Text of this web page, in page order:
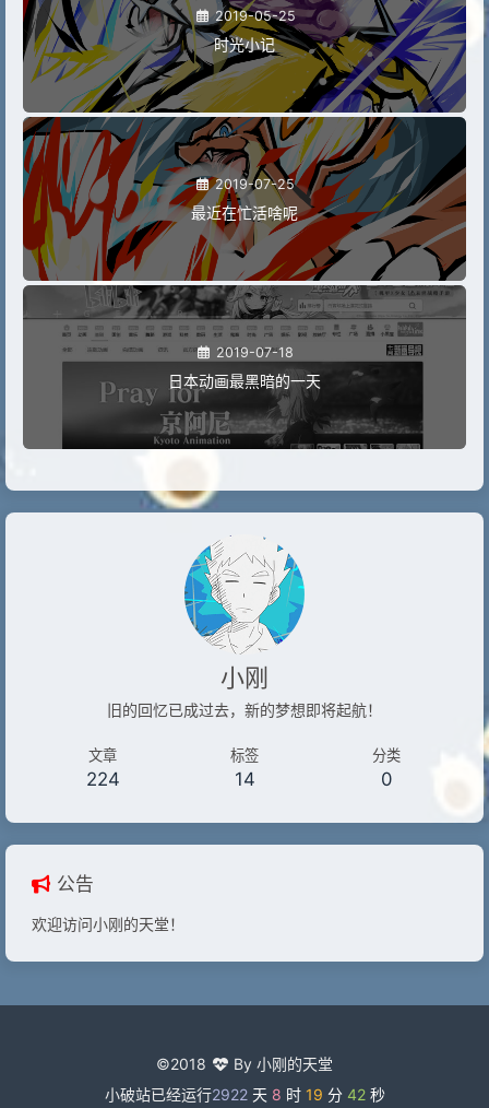
2019-05-25
时光小记
2019-07-25
最近在忙活啥呢
2019-07-18
日本动画最黑暗的一天
小刚
旧的回忆已成过去，新的梦想即将起航！
文章
224
标签
14
分类
0
公告
欢迎访问小刚的天堂！
©2018
By 小刚的天堂
小破站已经运行2922天 8 时 19 分 43 秒